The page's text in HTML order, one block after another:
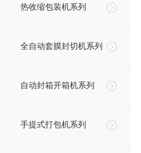
热收缩包装机系列
全自动套膜封切机系列
自动封箱开箱机系列
手提式打包机系列